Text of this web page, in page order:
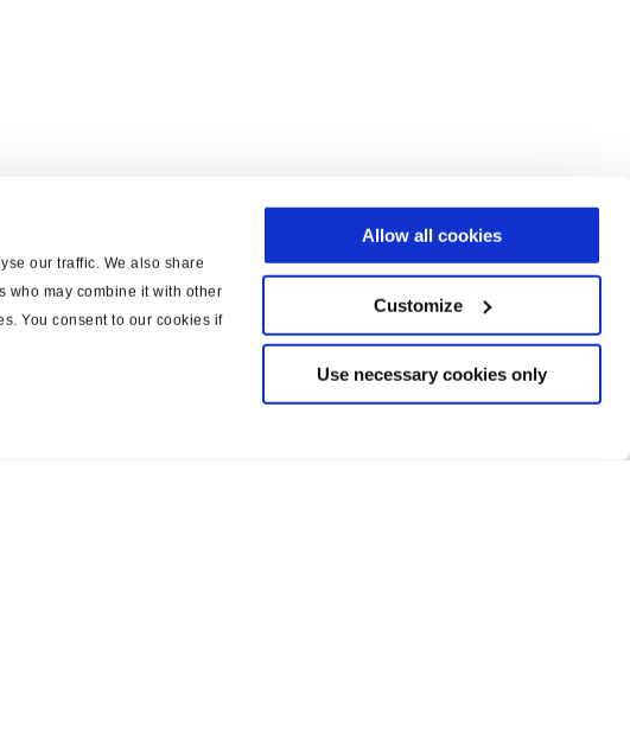
our traffic. We also share
who may combine it with other
You consent to our cookies if
Allow all cookies
Customize
Use necessary cookies only